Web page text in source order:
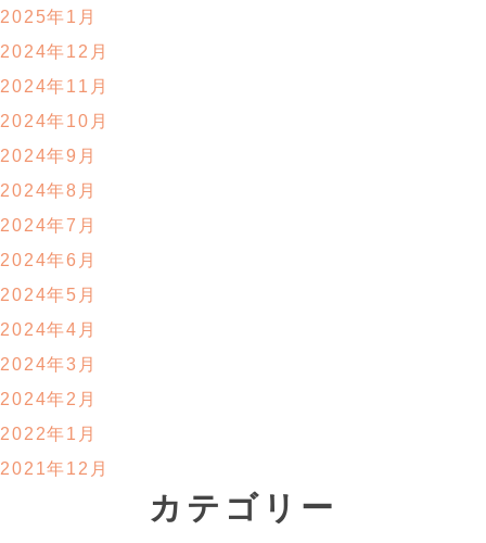
2025年1月
2024年12月
2024年11月
2024年10月
2024年9月
2024年8月
2024年7月
2024年6月
2024年5月
2024年4月
2024年3月
2024年2月
2022年1月
2021年12月
カテゴリー